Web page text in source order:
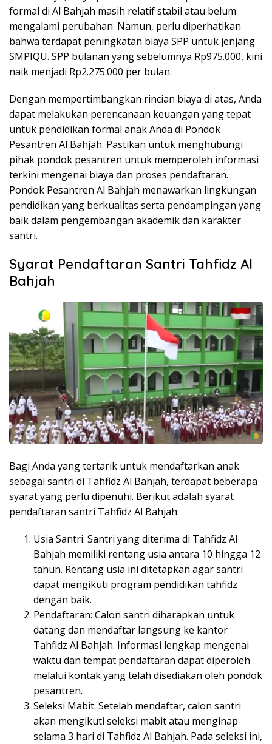
formal di Al Bahjah masih relatif stabil atau belum
mengalami perubahan. Namun, perlu diperhatikan
bahwa terdapat peningkatan biaya SPP untuk jenjang
SMPIQU. SPP bulanan yang sebelumnya Rp975.000, kini
naik menjadi Rp2.275.000 per bulan.
Dengan mempertimbangkan rincian biaya di atas, Anda
dapat melakukan perencanaan keuangan yang tepat
untuk pendidikan formal anak Anda di Pondok
Pesantren Al Bahjah. Pastikan untuk menghubungi
pihak pondok pesantren untuk memperoleh informasi
terkini mengenai biaya dan proses pendaftaran.
Pondok Pesantren Al Bahjah menawarkan lingkungan
pendidikan yang berkualitas serta pendampingan yang
baik dalam pengembangan akademik dan karakter
santri.
Syarat Pendaftaran Santri Tahfidz Al
Bahjah
Bagi Anda yang tertarik untuk mendaftarkan anak
sebagai santri di Tahfidz Al Bahjah, terdapat beberapa
syarat yang perlu dipenuhi. Berikut adalah syarat
pendaftaran santri Tahfidz Al Bahjah:
Usia Santri: Santri yang diterima di Tahfidz Al
Bahjah memiliki rentang usia antara 10 hingga 12
tahun. Rentang usia ini ditetapkan agar santri
dapat mengikuti program pendidikan tahfidz
dengan baik.
Pendaftaran: Calon santri diharapkan untuk
datang dan mendaftar langsung ke kantor
Tahfidz Al Bahjah. Informasi lengkap mengenai
waktu dan tempat pendaftaran dapat diperoleh
melalui kontak yang telah disediakan oleh pondok
pesantren.
Seleksi Mabit: Setelah mendaftar, calon santri
akan mengikuti seleksi mabit atau menginap
selama 3 hari di Tahfidz Al Bahjah. Pada seleksi ini,